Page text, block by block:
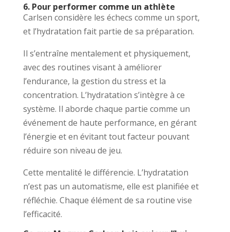
6. Pour performer comme un athlète
Carlsen considère les échecs comme un sport,
et l’hydratation fait partie de sa préparation.
Il s’entraîne mentalement et physiquement,
avec des routines visant à améliorer
l’endurance, la gestion du stress et la
concentration. L’hydratation s’intègre à ce
système. Il aborde chaque partie comme un
événement de haute performance, en gérant
l’énergie et en évitant tout facteur pouvant
réduire son niveau de jeu.
Cette mentalité le différencie. L’hydratation
n’est pas un automatisme, elle est planifiée et
réfléchie. Chaque élément de sa routine vise
l’efficacité.